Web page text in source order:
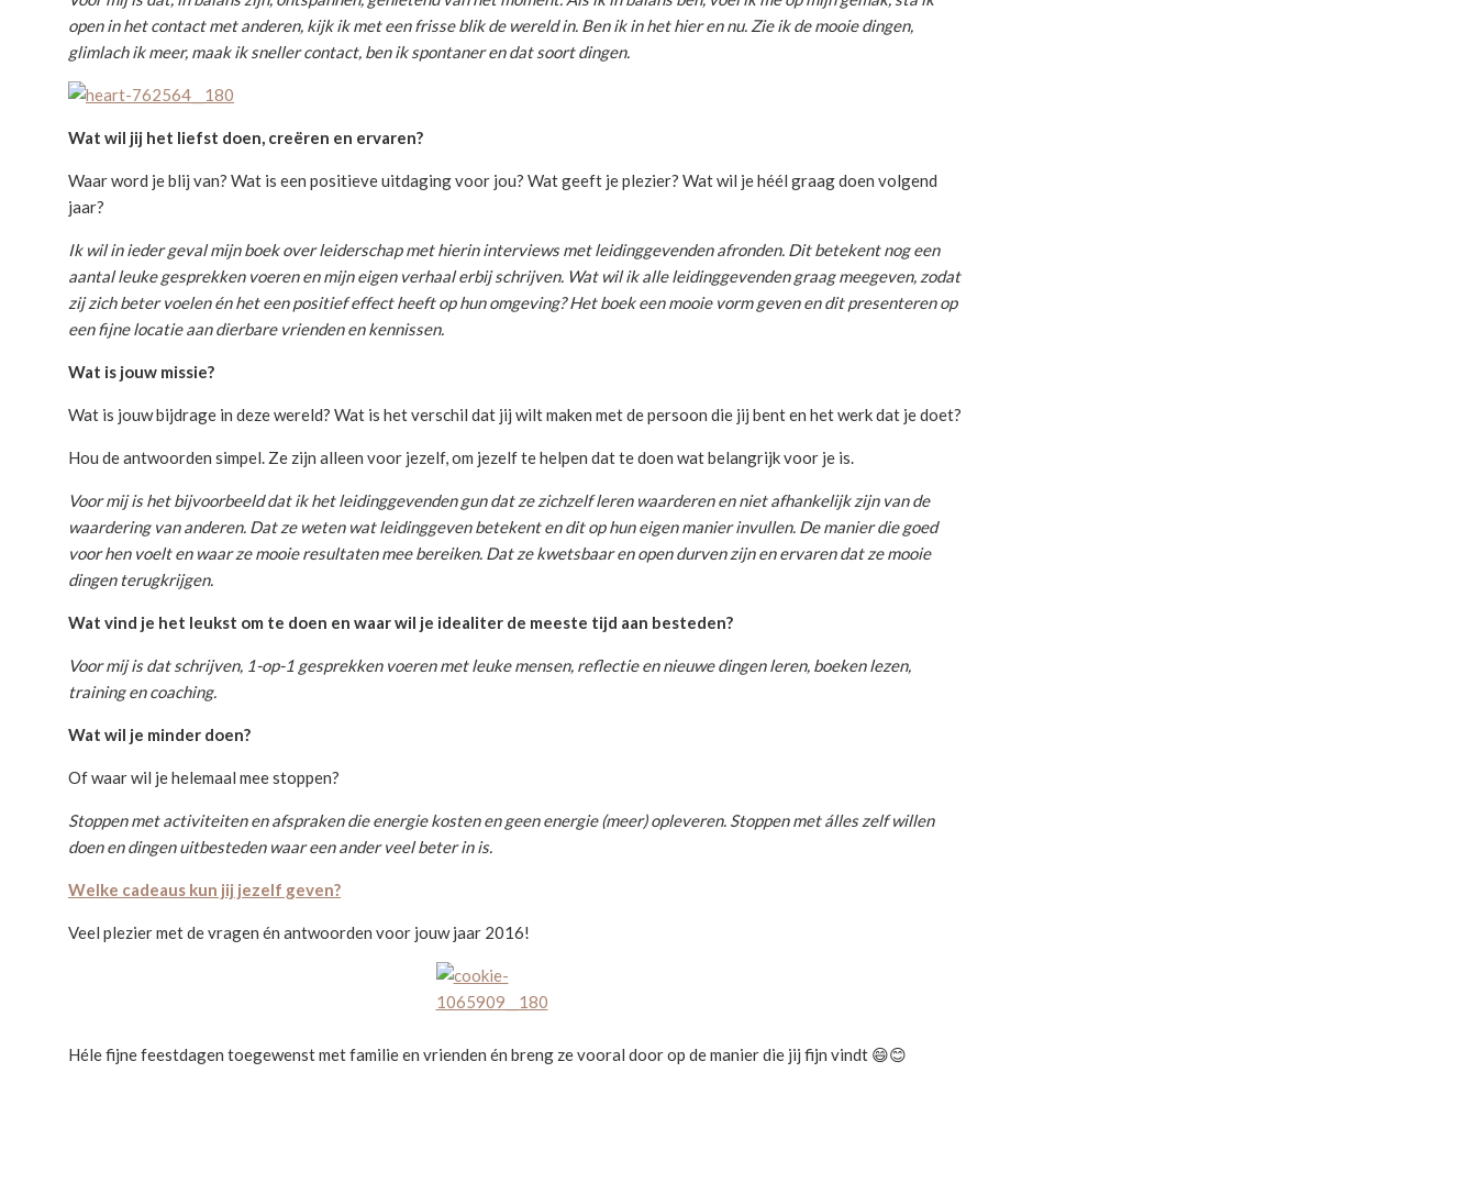
open in het contact met anderen, kijk ik met een frisse blik de wereld in. Ben ik in het hier en nu. Zie ik de mooie dingen,
glimlach ik meer, maak ik sneller contact, ben ik spontaner en dat soort dingen.
Wat wil jij het liefst doen, creëren en ervaren?
Waar word je blij van? Wat is een positieve uitdaging voor jou? Wat geeft je plezier? Wat wil je héél graag doen volgend
jaar?
Ik wil in ieder geval mijn boek over leiderschap met hierin interviews met leidinggevenden afronden. Dit betekent nog een
aantal leuke gesprekken voeren en mijn eigen verhaal erbij schrijven. Wat wil ik alle leidinggevenden graag meegeven, zodat
zij zich beter voelen én het een positief effect heeft op hun omgeving? Het boek een mooie vorm geven en dit presenteren op
een fijne locatie aan dierbare vrienden en kennissen.
Wat is jouw missie?
Wat is jouw bijdrage in deze wereld? Wat is het verschil dat jij wilt maken met de persoon die jij bent en het werk dat je doet?
Hou de antwoorden simpel. Ze zijn alleen voor jezelf, om jezelf te helpen dat te doen wat belangrijk voor je is.
Voor mij is het bijvoorbeeld dat ik het leidinggevenden gun dat ze zichzelf leren waarderen en niet afhankelijk zijn van de
waardering van anderen. Dat ze weten wat leidinggeven betekent en dit op hun eigen manier invullen. De manier die goed
voor hen voelt en waar ze mooie resultaten mee bereiken. Dat ze kwetsbaar en open durven zijn en ervaren dat ze mooie
dingen terugkrijgen.
Wat vind je het leukst om te doen en waar wil je idealiter de meeste tijd aan besteden?
Voor mij is dat schrijven, 1-op-1 gesprekken voeren met leuke mensen, reflectie en nieuwe dingen leren, boeken lezen,
training en coaching.
Wat wil je minder doen?
Of waar wil je helemaal mee stoppen?
Stoppen met activiteiten en afspraken die energie kosten en geen energie (meer) opleveren. Stoppen met álles zelf willen
doen en dingen uitbesteden waar een ander veel beter in is.
Welke cadeaus kun jij jezelf geven?
Veel plezier met de vragen én antwoorden voor jouw jaar 2016!
Héle fijne feestdagen toegewenst met familie en vrienden én breng ze vooral door op de manier die jij fijn vindt 😄😊